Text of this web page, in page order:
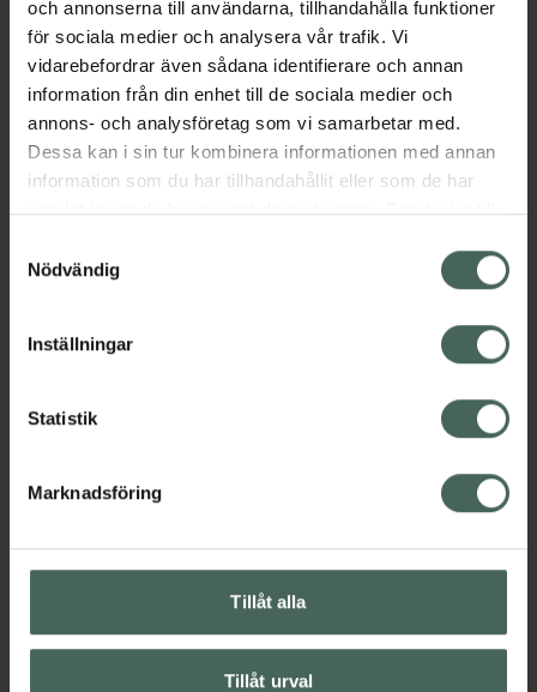
och annonserna till användarna, tillhandahålla funktioner
för sociala medier och analysera vår trafik. Vi
vidarebefordrar även sådana identifierare och annan
information från din enhet till de sociala medier och
annons- och analysföretag som vi samarbetar med.
Dessa kan i sin tur kombinera informationen med annan
information som du har tillhandahållit eller som de har
samlat in när du har använt deras tjänster. Samtycke till
återkalla ditt samtycke via webbplatsens
cookieinställningar. Ett återkallat samtycke påverkar inte
lagligheten av behandling som skett innan återkallelsen.
Nödvändig
Inställningar
Statistik
Marknadsföring
Tillåt alla
Tillåt urval
Läs alltid bipacksedeln innan
användning.
00000024119917
syd till Lappland i norr, och online i mobilen och på
hjälpa just dig att må lite bättre. Välkommen att prata
Kundservice
Vanliga frågor